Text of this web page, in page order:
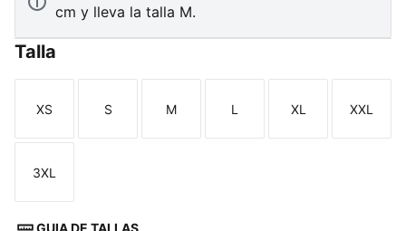
cm y lleva la talla M.
Talla
Talla
XS
Talla
S
Talla
M
Talla
L
Talla
XL
Talla
XXL
Talla
3XL
GUIA DE TALLAS